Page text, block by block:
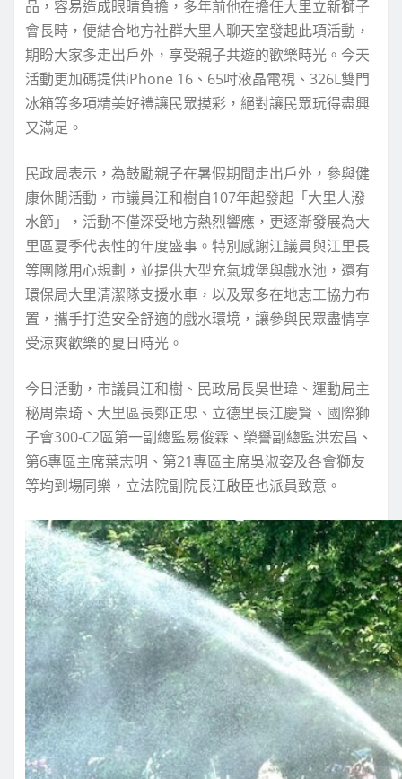
品，容易造成眼睛負擔，多年前他在擔任大里立新獅子
會長時，便結合地方社群大里人聊天室發起此項活動，
期盼大家多走出戶外，享受親子共遊的歡樂時光。今天
活動更加碼提供iPhone 16、65吋液晶電視、326L雙門
冰箱等多項精美好禮讓民眾摸彩，絕對讓民眾玩得盡興
又滿足。
民政局表示，為鼓勵親子在暑假期間走出戶外，參與健
康休閒活動，市議員江和樹自107年起發起「大里人潑
水節」，活動不僅深受地方熱烈響應，更逐漸發展為大
里區夏季代表性的年度盛事。特別感謝江議員與江里長
等團隊用心規劃，並提供大型充氣城堡與戲水池，還有
環保局大里清潔隊支援水車，以及眾多在地志工協力布
置，攜手打造安全舒適的戲水環境，讓參與民眾盡情享
受涼爽歡樂的夏日時光。
今日活動，市議員江和樹、民政局長吳世瑋、運動局主
秘周崇琦、大里區長鄭正忠、立德里長江慶賢、國際獅
子會300-C2區第一副總監易俊霖、榮譽副總監洪宏昌、
第6專區主席葉志明、第21專區主席吳淑姿及各會獅友
等均到場同樂，立法院副院長江啟臣也派員致意。